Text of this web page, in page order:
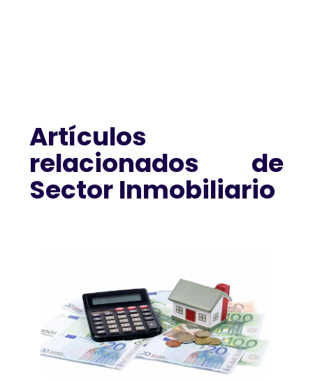
Artículos
relacionados de
Sector Inmobiliario